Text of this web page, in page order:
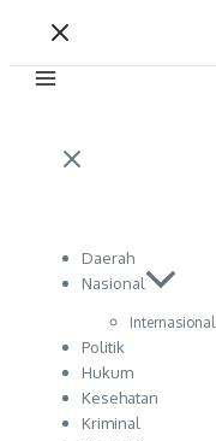
Daerah
Nasional
Internasional
Politik
Hukum
Kesehatan
Kriminal